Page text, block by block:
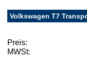
Volkswagen T7
Preis:
MWSt: